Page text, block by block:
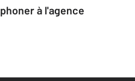
à l'agence